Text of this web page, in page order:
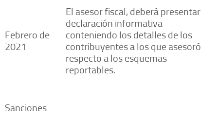
Febrero de
2021
El asesor fiscal, deberá presentar
declaración informativa
conteniendo los detalles de los
contribuyentes a los que asesoró
respecto a los esquemas
reportables.
Sanciones